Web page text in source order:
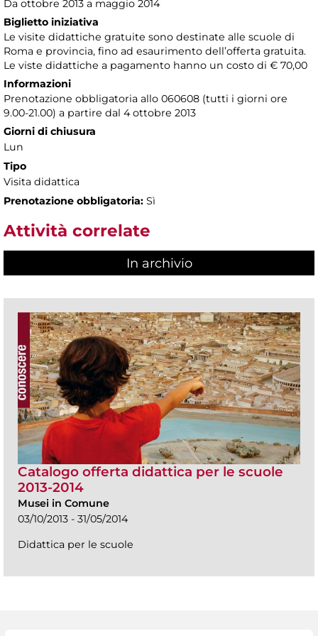
Da ottobre 2013 a maggio 2014
Biglietto iniziativa
Le visite didattiche gratuite sono destinate alle scuole di
Roma e provincia, fino ad esaurimento dell’offerta gratuita.
Le viste didattiche a pagamento hanno un costo di € 70,00
Informazioni
Prenotazione obbligatoria allo 060608 (tutti i giorni ore
9.00-21.00) a partire dal 4 ottobre 2013
Giorni di chiusura
Lun
Tipo
Visita didattica
Prenotazione obbligatoria: Sì
Attività correlate
In archivio
Catalogo offerta didattica per le scuole
2013-2014
Musei in Comune
03/10/2013 - 31/05/2014
Didattica per le scuole